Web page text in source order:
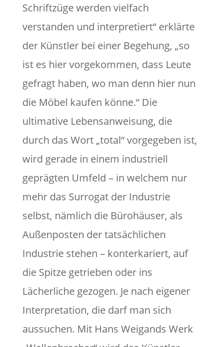
Schriftzüge werden vielfach
verstanden und interpretiert“ erklärte
der Künstler bei einer Begehung, „so
ist es hier vorgekommen, dass Leute
gefragt haben, wo man denn hier nun
die Möbel kaufen könne.“ Die
ultimative Lebensanweisung, die
durch das Wort „total“ vorgegeben ist,
wird gerade in einem industriell
geprägten Umfeld – in welchem nur
mehr das Surrogat der Industrie
selbst, nämlich die Bürohäuser, als
Außenposten der tatsächlichen
Industrie stehen – konterkariert, auf
die Spitze getrieben oder ins
Lächerliche gezogen. Je nach eigener
Interpretation, die darf man sich
aussuchen. Mit Hans Weigands Werk